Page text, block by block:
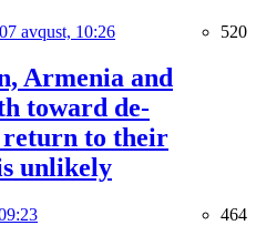
07 avqust, 10:26 520
Armenia and
toward de-
return to their
unlikely
464